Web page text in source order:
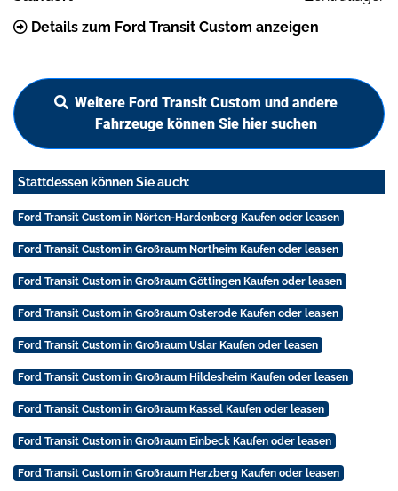
Details zum Ford Transit Custom anzeigen
Weitere Ford Transit Custom und andere
Fahrzeuge können Sie hier suchen
Stattdessen können Sie auch:
Ford Transit Custom in Nörten-Hardenberg Kaufen oder leasen
Ford Transit Custom in Großraum Northeim Kaufen oder leasen
Ford Transit Custom in Großraum Göttingen Kaufen oder leasen
Ford Transit Custom in Großraum Osterode Kaufen oder leasen
Ford Transit Custom in Großraum Uslar Kaufen oder leasen
Ford Transit Custom in Großraum Hildesheim Kaufen oder leasen
Ford Transit Custom in Großraum Kassel Kaufen oder leasen
Ford Transit Custom in Großraum Einbeck Kaufen oder leasen
Ford Transit Custom in Großraum Herzberg Kaufen oder leasen